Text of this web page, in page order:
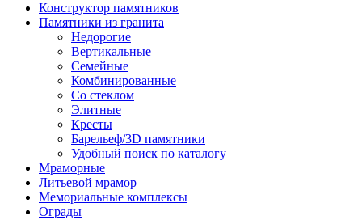
Конструктор памятников
Памятники из гранита
Недорогие
Вертикальные
Семейные
Комбинированные
Со стеклом
Элитные
Кресты
Барельеф/3D памятники
Удобный поиск по каталогу
Мраморные
Литьевой мрамор
Мемориальные комплексы
Ограды